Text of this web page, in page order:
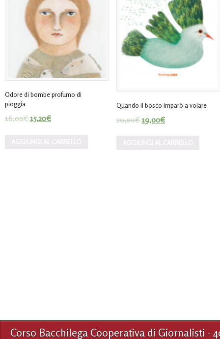
Odore di bombe profumo di
pioggia
16,00€15,20€
Quando il bosco imparò a volare
20,00€19,00€
Corso Bacchilega Cooperativa di Giornalisti -